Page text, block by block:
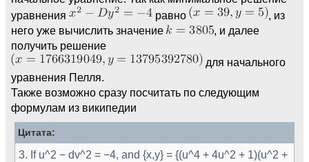
уравнения
равно
, из
него уже вычислить значение
, и далее
получить решение
для начального
уравнения Пелля.
Также возможно сразу посчитать по следующим
формулам из википедии
Цитата:
3. If u^2 − dv^2 = −4, and {x,y} = {(u^4 + 4u^2 + 1)(u^2 +